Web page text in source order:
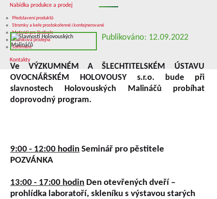
Nabídka produkce a prodej
Představení produktů
Stromky a keře prostokořenné i kontejnerované
Materiál pro školkaře
Podniková prodejna
Sortiment
Kontakty
Publikováno: 12.09.2022
Ve VÝZKUMNÉM A ŠLECHTITELSKÉM ÚSTAVU
OVOCNÁŘSKÉM HOLOVOUSY s.r.o. bude při
slavnostech Holovouských Malináčů probíhat
doprovodný program.
9:00 - 12:00 hodin Seminář pro pěstitele
POZVÁNKA
13:00 - 17:00 hodin Den otevřených dveří –
prohlídka laboratoří, skleníku s výstavou starých